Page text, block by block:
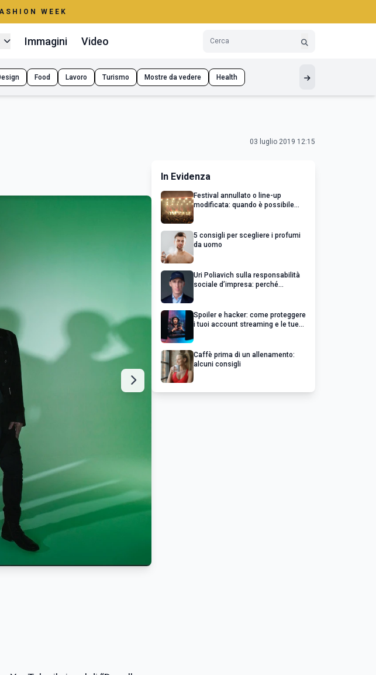
WEEK
Immagini Video
Food Lavoro Turismo Mostre da vedere Health
03 luglio 2019 12:15
In Evidenza
Festival annullato o line-up
modificata: quando è possibile
5 consigli per scegliere i profumi
da uomo
Uri Poliavich sulla responsabilità
sociale d’impresa: perché
Spoiler e hacker: come proteggere
i tuoi account streaming e le tue
Caffè prima di un allenamento:
alcuni consigli